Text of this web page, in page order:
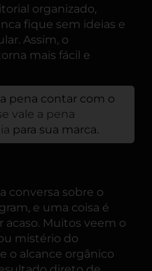
organizado,
fique sem ideias e
Assim, o
mais fácil e
pena contar com o
vale a pena
para sua marca.
conversa sobre o
e uma coisa é
acaso. Muitos veem o
mistério do
o alcance orgânico